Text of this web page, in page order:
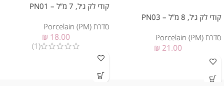
קודי לק ג׳ל, 8 מ”ל – PN03
סדרת Porcelain (PM)
₪ 21.00
קודי לק ג׳ל, 7 מ”ל – PN01
סדרת Porcelain (PM)
₪ 18.00
(1)